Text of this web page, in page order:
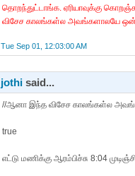
தொறந்துட்டாங்க. ஏரியாவுக்கு
விசேச காலங்கள்ல அவங்களாலயே
Tue Sep 01, 12:03:00 AM
jothisaid...
//ஆனா இந்த விசேச காலங்கள்ல
true
எட்டு மணிக்கு ஆரம்பிச்சு 8:04